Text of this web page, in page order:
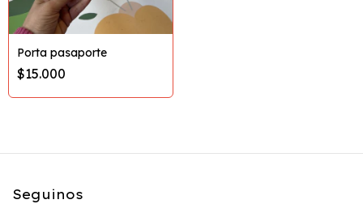
Porta pasaporte
$15.000
Seguinos